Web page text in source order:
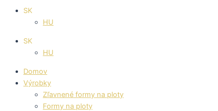
SK
HU
SK
HU
Domov
Výrobky
Zľavnené formy na ploty
Formy na ploty